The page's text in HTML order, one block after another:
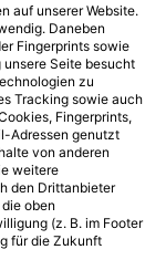
auf unserer Website.
Daneben
Fingerprints sowie
Seite besucht
zu
Tracking sowie auch
Fingerprints,
Adressen genutzt
von anderen
weitere
den Drittanbieter
oben
(z. B. im Footer
für die Zukunft